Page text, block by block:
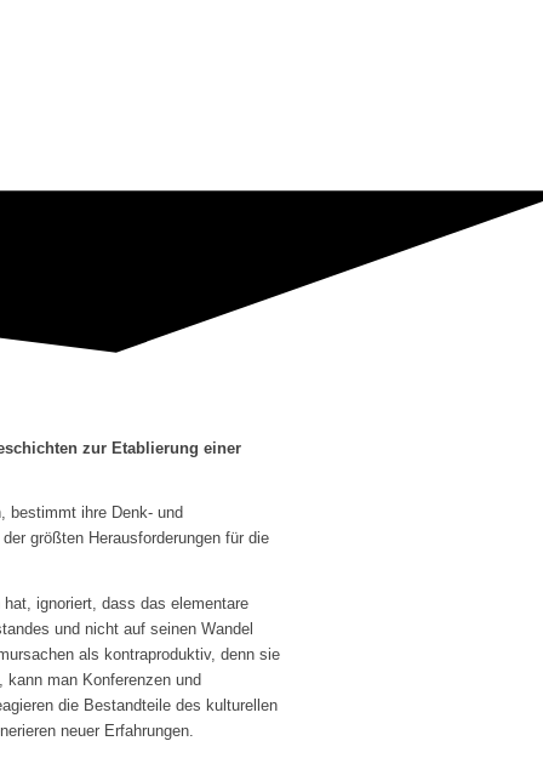
zur Etablierung einer
bestimmt ihre Denk- und
größten Herausforderungen für die
ignoriert, dass das elementare
und nicht auf seinen Wandel
als kontraproduktiv, denn sie
kann man Konferenzen und
die Bestandteile des kulturellen
neuer Erfahrungen.